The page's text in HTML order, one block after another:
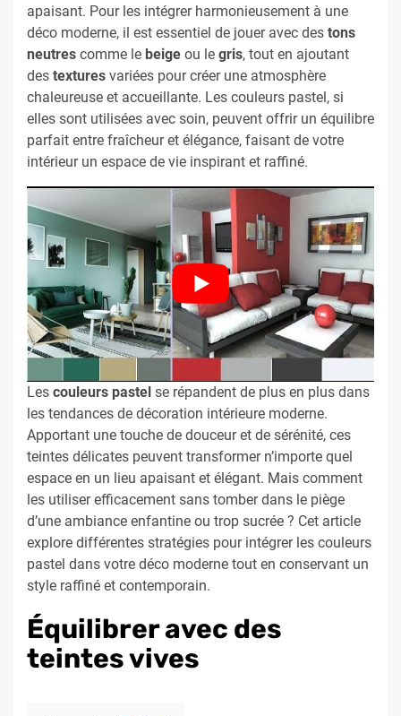
apaisant. Pour les intégrer harmonieusement à une
déco moderne, il est essentiel de jouer avec des tons
neutres comme le beige ou le gris, tout en ajoutant
des textures variées pour créer une atmosphère
chaleureuse et accueillante. Les couleurs pastel, si
elles sont utilisées avec soin, peuvent offrir un équilibre
parfait entre fraîcheur et élégance, faisant de votre
intérieur un espace de vie inspirant et raffiné.
Les couleurs pastel se répandent de plus en plus dans
les tendances de décoration intérieure moderne.
Apportant une touche de douceur et de sérénité, ces
teintes délicates peuvent transformer n’importe quel
espace en un lieu apaisant et élégant. Mais comment
les utiliser efficacement sans tomber dans le piège
d’une ambiance enfantine ou trop sucrée ? Cet article
explore différentes stratégies pour intégrer les couleurs
pastel dans votre déco moderne tout en conservant un
style raffiné et contemporain.
Équilibrer avec des
teintes vives